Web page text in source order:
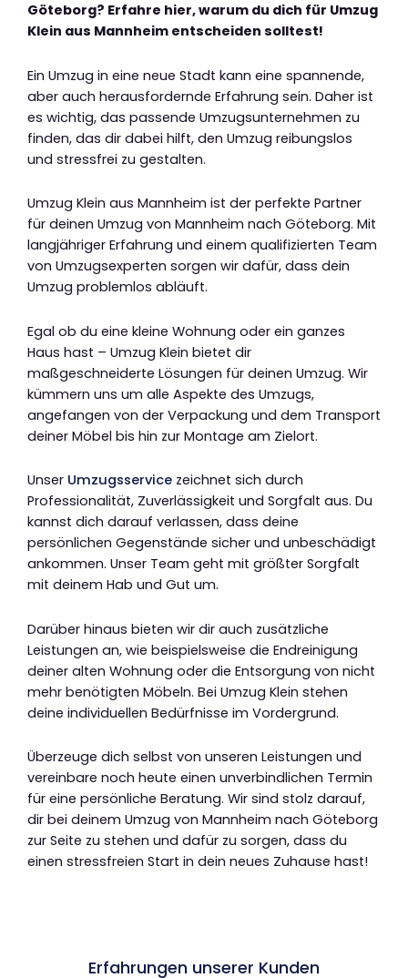
Göteborg? Erfahre hier, warum du dich für Umzug
Klein aus Mannheim entscheiden solltest!
Ein Umzug in eine neue Stadt kann eine spannende,
aber auch herausfordernde Erfahrung sein. Daher ist
es wichtig, das passende Umzugsunternehmen zu
finden, das dir dabei hilft, den Umzug reibungslos
und stressfrei zu gestalten.
Umzug Klein aus Mannheim ist der perfekte Partner
für deinen Umzug von Mannheim nach Göteborg. Mit
langjähriger Erfahrung und einem qualifizierten Team
von Umzugsexperten sorgen wir dafür, dass dein
Umzug problemlos abläuft.
Egal ob du eine kleine Wohnung oder ein ganzes
Haus hast – Umzug Klein bietet dir
maßgeschneiderte Lösungen für deinen Umzug. Wir
kümmern uns um alle Aspekte des Umzugs,
angefangen von der Verpackung und dem Transport
deiner Möbel bis hin zur Montage am Zielort.
Unser Umzugsservice zeichnet sich durch
Professionalität, Zuverlässigkeit und Sorgfalt aus. Du
kannst dich darauf verlassen, dass deine
persönlichen Gegenstände sicher und unbeschädigt
ankommen. Unser Team geht mit größter Sorgfalt
mit deinem Hab und Gut um.
Darüber hinaus bieten wir dir auch zusätzliche
Leistungen an, wie beispielsweise die Endreinigung
deiner alten Wohnung oder die Entsorgung von nicht
mehr benötigten Möbeln. Bei Umzug Klein stehen
deine individuellen Bedürfnisse im Vordergrund.
Überzeuge dich selbst von unseren Leistungen und
vereinbare noch heute einen unverbindlichen Termin
für eine persönliche Beratung. Wir sind stolz darauf,
dir bei deinem Umzug von Mannheim nach Göteborg
zur Seite zu stehen und dafür zu sorgen, dass du
einen stressfreien Start in dein neues Zuhause hast!
Erfahrungen unserer Kunden